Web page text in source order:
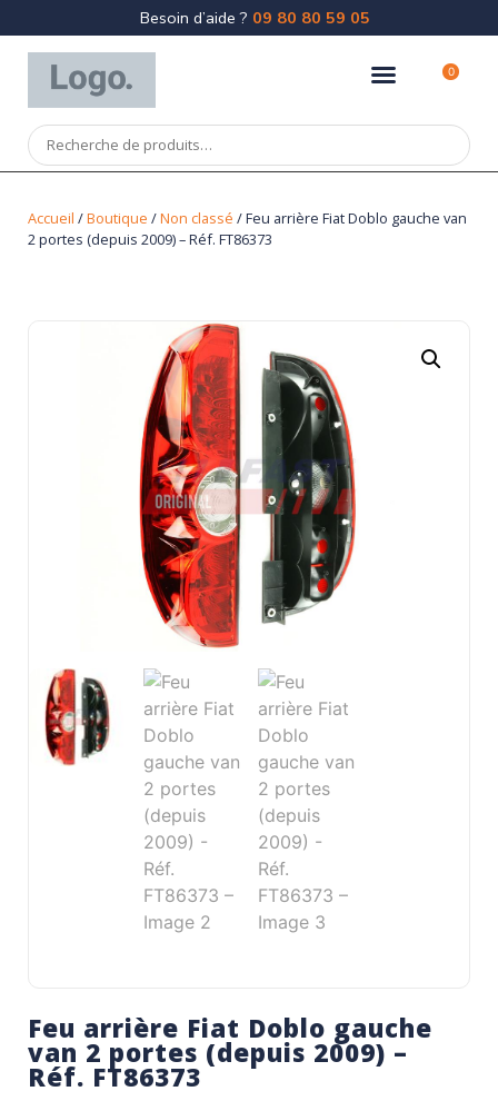
Besoin d’aide ? 09 80 80 59 05
0
Accueil /Boutique /Non classé / Feu arrière Fiat Doblo gauche van
2 portes (depuis 2009) – Réf. FT86373
Feu arrière Fiat Doblo gauche
van 2 portes (depuis 2009) –
Réf. FT86373